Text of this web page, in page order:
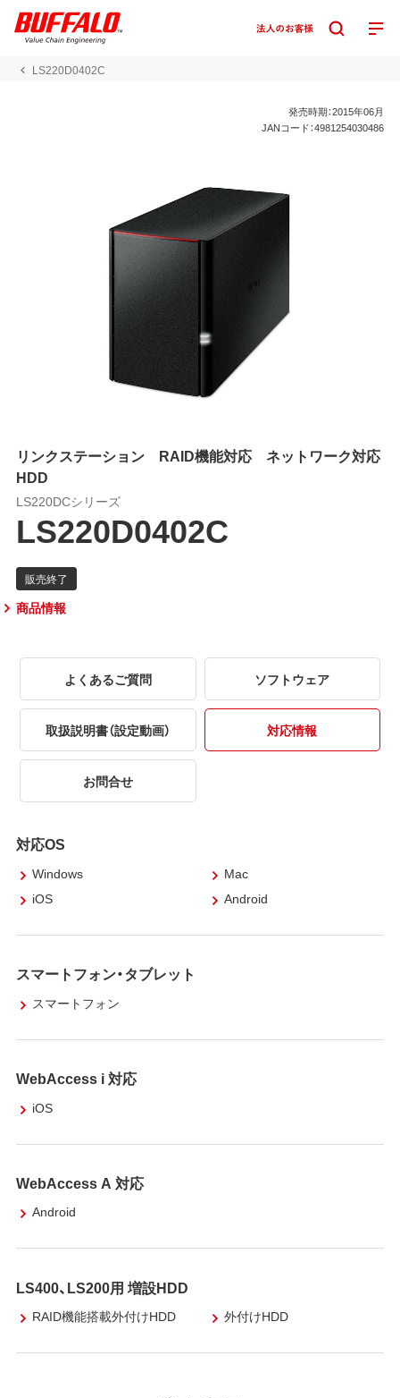
LS220D0402C
発売時期：2015年06月
JANコード：4981254030486
リンクステーション RAID機能対応 ネットワーク対応
HDD
LS220DCシリーズ
LS220D0402C
商品情報
よくあるご質問 ソフトウェア
取扱説明書（設定動画） 対応情報
お問合せ
対応OS
Windows
Mac
iOS
Android
スマートフォン・タブレット
スマートフォン
WebAccess i 対応
iOS
WebAccess A 対応
Android
LS400、LS200用 増設HDD
RAID機能搭載外付けHDD 外付けHDD